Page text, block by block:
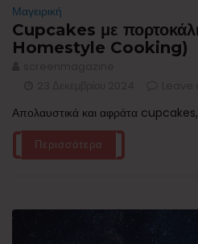
Μαγειρική
Cupcakes με
Homestyle Cooking)
Απολαυστικά και αφράτα
Περισσότερα